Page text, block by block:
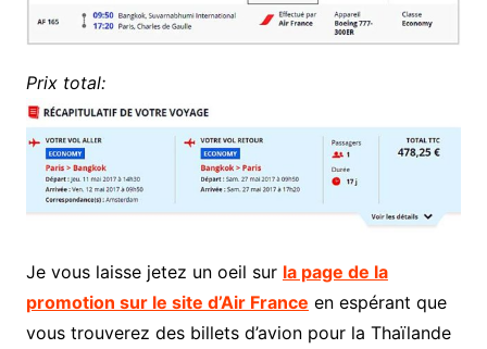
Prix total:
Je vous laisse jetez un oeil sur la page de la
promotion sur le site d’Air France en espérant que
vous trouverez des billets d’avion pour la Thaïlande